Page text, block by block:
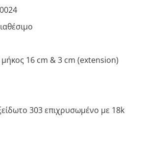
μήκος 16 cm & 3 cm (extension)
303 επιχρυσωμένο με 18k